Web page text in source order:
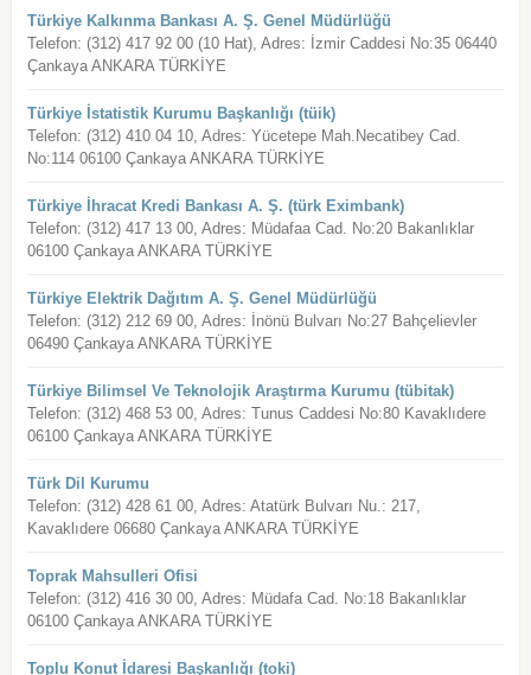
Türkiye Kalkınma Bankası A. Ş. Genel Müdürlüğü
Telefon: (312) 417 92 00 (10 Hat), Adres: İzmir Caddesi No:35 06440
Çankaya ANKARA TÜRKİYE
Türkiye İstatistik Kurumu Başkanlığı (tüik)
Telefon: (312) 410 04 10, Adres: Yücetepe Mah.Necatibey Cad.
No:114 06100 Çankaya ANKARA TÜRKİYE
Türkiye İhracat Kredi Bankası A. Ş. (türk Eximbank)
Telefon: (312) 417 13 00, Adres: Müdafaa Cad. No:20 Bakanlıklar
06100 Çankaya ANKARA TÜRKİYE
Türkiye Elektrik Dağıtım A. Ş. Genel Müdürlüğü
Telefon: (312) 212 69 00, Adres: İnönü Bulvarı No:27 Bahçelievler
06490 Çankaya ANKARA TÜRKİYE
Türkiye Bilimsel Ve Teknolojik Araştırma Kurumu (tübitak)
Telefon: (312) 468 53 00, Adres: Tunus Caddesi No:80 Kavaklıdere
06100 Çankaya ANKARA TÜRKİYE
Türk Dil Kurumu
Telefon: (312) 428 61 00, Adres: Atatürk Bulvarı Nu.: 217,
Kavaklıdere 06680 Çankaya ANKARA TÜRKİYE
Toprak Mahsulleri Ofisi
Telefon: (312) 416 30 00, Adres: Müdafa Cad. No:18 Bakanlıklar
06100 Çankaya ANKARA TÜRKİYE
Toplu Konut İdaresi Başkanlığı (toki)